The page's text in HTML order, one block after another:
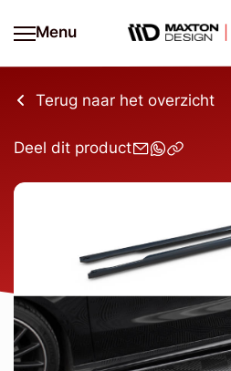
Menu
Terug naar het overzicht
Deel dit product